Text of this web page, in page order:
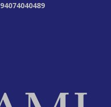
94074040489